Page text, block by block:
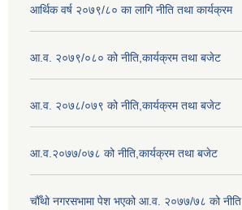
आर्थिक वर्ष २०७९/८० का लागि नीति तथा कार्यक्रम
आ.व. २०७९/०८० को नीति,कार्यक्रम तथा बजेट
आ.व. २०७८/०७९ को नीति,कार्यक्रम तथा बजेट
आ.व.२०७७/०७८ को नीति,कार्यक्रम तथा बजेट
चौँथो नगरसभामा पेश भएको आ.व. २०७७/७८ को नीति